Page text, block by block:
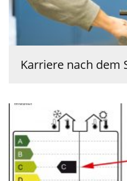
Karriere nach dem